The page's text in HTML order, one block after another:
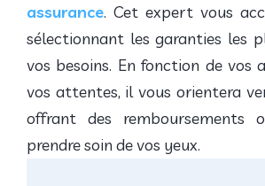
assurance. Cet expert vous
sélectionnant les garanties les
vos besoins. En fonction de vos
vos attentes, il vous orientera
offrant des remboursements
prendre soin de vos yeux.